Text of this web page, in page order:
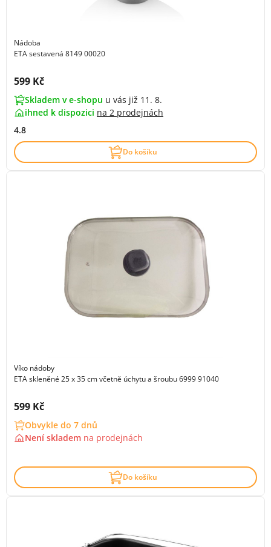
Nádoba
ETA sestavená 8149 00020
Cena s DPH:
599 Kč
Skladem v e-shopu u vás již 11. 8.
ihned k dispozici na 2 prodejnách
4.8
Do košíku
Víko nádoby
ETA skleněné 25 x 35 cm včetně úchytu a šroubu 6999 91040
Cena s DPH:
599 Kč
Obvykle do 7 dnů
Není skladem na prodejnách
Do košíku